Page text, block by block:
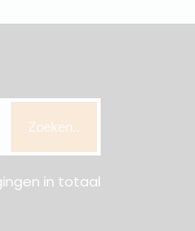
Zoeken..
in totaal